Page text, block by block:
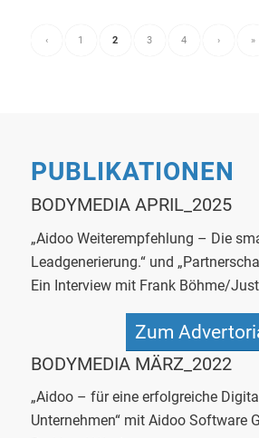
‹ 1 2 3 4 › »
PUBLIKATIONEN
BODYMEDIA APRIL_2025
„Aidoo Weiterempfehlung – Die
Leadgenerierung.“ und
Ein Interview mit Frank Böhme/
Zum
BODYMEDIA MÄRZ_2022
„Aidoo – für eine erfolgreiche
Unternehmen“ mit Aidoo Software